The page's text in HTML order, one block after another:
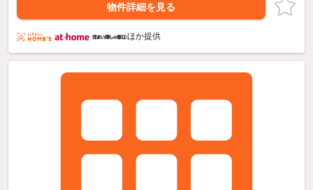
物件詳細を見る
ほか提供